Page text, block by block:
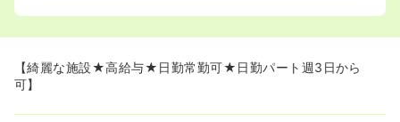
りましたので、お子様が小学生になっても安心して働き続
【綺麗な施設★高給与★日勤常勤可★日勤パート週3日から
可】